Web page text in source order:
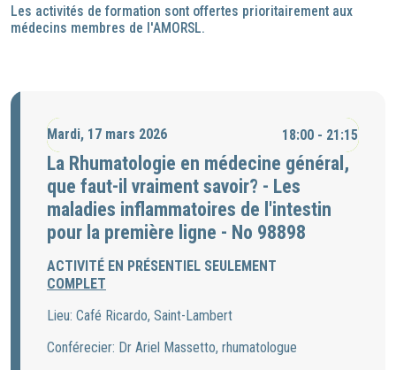
Les activités de formation sont offertes prioritairement aux
médecins membres de l'AMORSL.
Mardi, 17 mars 2026 18:00 - 21:15
La Rhumatologie en médecine général,
que faut-il vraiment savoir? - Les
maladies inflammatoires de l'intestin
pour la première ligne - No 98898
ACTIVITÉ EN PRÉSENTIEL SEULEMENT
COMPLET
Lieu: Café Ricardo, Saint-Lambert
Conférecier: Dr Ariel Massetto, rhumatologue